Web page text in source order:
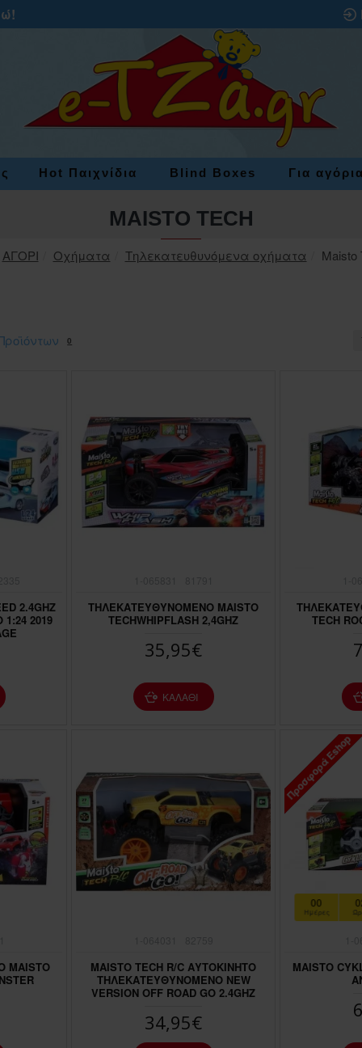
Hot Παιχνίδια Blind Boxes Για
ΑΓΟΡΙ Οχήματα Τηλεκατευθυνόμενα οχήματα Maisto
MAISTO TECH
0
2.4GHZ
2019
ΤΗΛΕΚΑΤΕΥΘΥΝΟΜΕΝΟ MAISTO
TECHWHIPFLASH 2,4GHZ
35,95€
ΚΑΛΆΘΙ
TECH
MAISTO TECH R/C ΑΥΤΟΚΙΝΗΤΟ
ΤΗΛΕΚΑΤΕΥΘΥΝΟΜΕΝΟ NEW
VERSION OFF ROAD GO 2.4GHZ
34,95€
ΠΤΏΣΗ ΤΙΜΉΣ
Προσφορά Eshop
00
Ημέρες
MAISTO